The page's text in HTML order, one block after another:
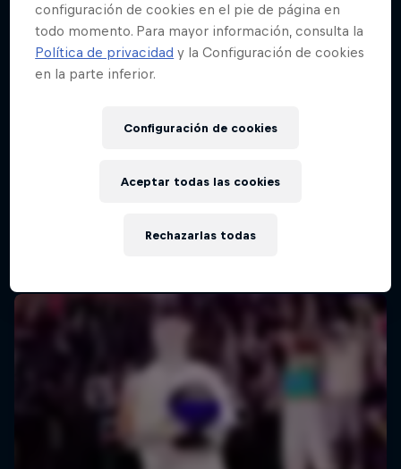
configuración de cookies en el pie de página en
todo momento. Para mayor información, consulta la
Política de privacidad y la Configuración de cookies
en la parte inferior.
Configuración de cookies
Rechazarlas todas
Aceptar todas las cookies